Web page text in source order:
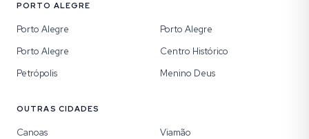
PORTO ALEGRE
Porto Alegre
Porto Alegre
Porto Alegre
Centro Histórico
Petrópolis
Menino Deus
OUTRAS CIDADES
Canoas
Viamão